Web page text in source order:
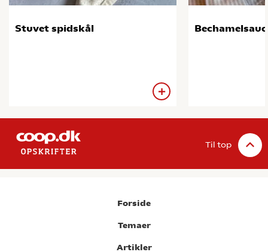
Stuvet spidskål
Til top
Forside
Temaer
Artikler